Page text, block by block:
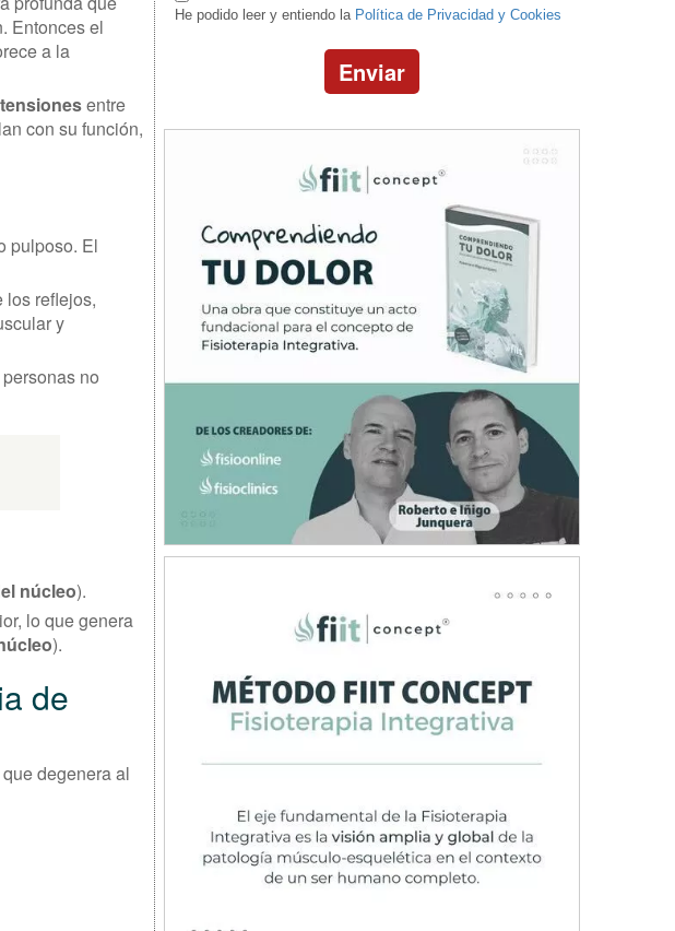
Entonces el
a la
entre
con su función,
pulposo. El
los reflejos,
y
no
núcleo).
lo que genera
).
de
degenera al
He podido leer y entiendo la Política de Privacidad y Cookies
Enviar